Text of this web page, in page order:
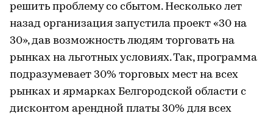
решить проблему со сбытом. Несколько лет
назад организация запустила проект «30 на
30», дав возможность людям торговать на
рынках на льготных условиях. Так, программа
подразумевает 30% торговых мест на всех
рынках и ярмарках Белгородской области с
дисконтом арендной платы 30% для всех